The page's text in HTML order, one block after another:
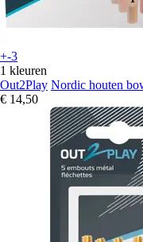
+-3
1 kleuren
Out2Play Nordic houten
€ 14,50